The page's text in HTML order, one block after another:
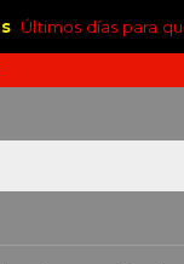
s Últimos días para